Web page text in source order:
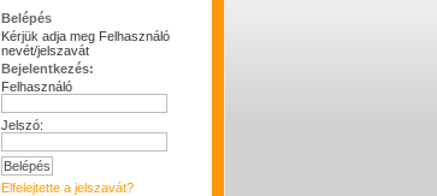
Belépés
Kérjük adja meg Felhasználó
nevét/jelszavát
Bejelentkezés:
Felhasználó
Jelszó:
Elfelejtette a jelszavát?